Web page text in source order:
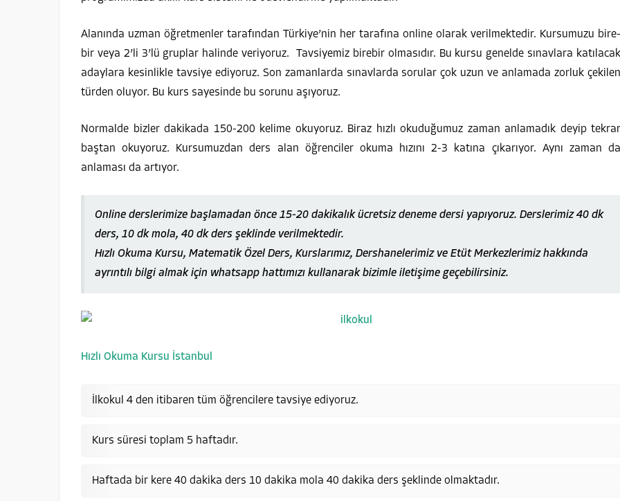
Alanında uzman öğretmenler tarafından Türkiye’nin her tarafına online olarak verilmektedir. Kursumuzu bire-
bir veya 2’li 3’lü gruplar halinde veriyoruz. Tavsiyemiz birebir olmasıdır. Bu kursu genelde sınavlara katılacak
adaylara kesinlikle tavsiye ediyoruz. Son zamanlarda sınavlarda sorular çok uzun ve anlamada zorluk çekilen
türden oluyor. Bu kurs sayesinde bu sorunu aşıyoruz.
Normalde bizler dakikada 150-200 kelime okuyoruz. Biraz hızlı okuduğumuz zaman anlamadık deyip tekrar
baştan okuyoruz. Kursumuzdan ders alan öğrenciler okuma hızını 2-3 katına çıkarıyor. Aynı zaman da
anlaması da artıyor.
Online derslerimize başlamadan önce 15-20 dakikalık ücretsiz deneme dersi yapıyoruz. Derslerimiz 40 dk
ders, 10 dk mola, 40 dk ders şeklinde verilmektedir.
Hızlı Okuma Kursu, Matematik Özel Ders, Kurslarımız, Dershanelerimiz ve Etüt Merkezlerimiz hakkında
ayrıntılı bilgi almak için whatsapp hattımızı kullanarak bizimle iletişime geçebilirsiniz.
Hızlı Okuma Kursu İstanbul
İlkokul 4 den itibaren tüm öğrencilere tavsiye ediyoruz.
Kurs süresi toplam 5 haftadır.
Haftada bir kere 40 dakika ders 10 dakika mola 40 dakika ders şeklinde olmaktadır.